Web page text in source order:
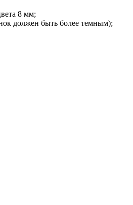
8 мм;
должен быть более темным);